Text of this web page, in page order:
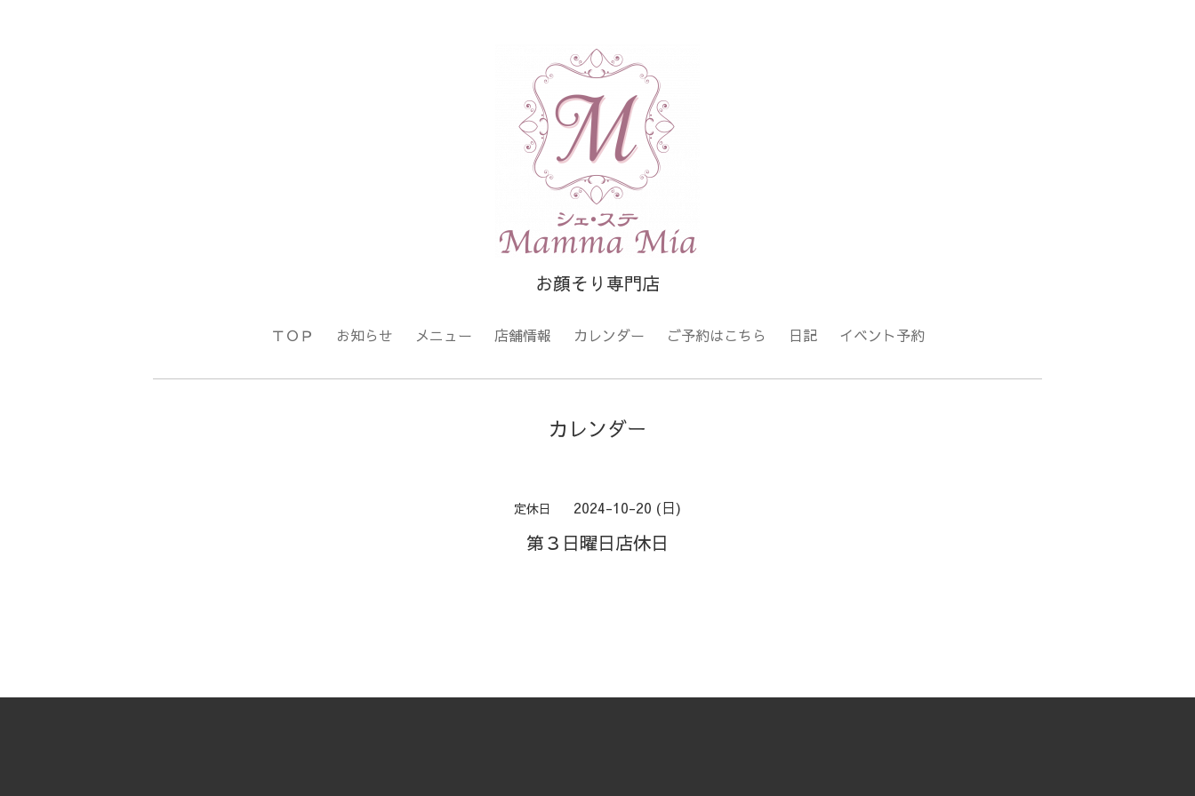
お顔そり専門店
ＴＯＰ お知らせ メニュー 店舗情報 カレンダー ご予約はこちら 日記 イベント予約
カレンダー
定休日 2024-10-20 (日)
第３日曜日店休日